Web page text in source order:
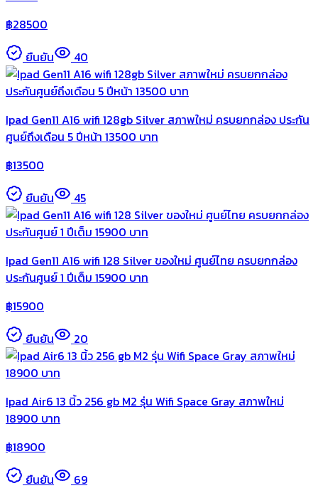
฿28500
ยืนยัน
40
Ipad Gen11 A16 wifi 128gb Silver สภาพใหม่ ครบยกกล่อง ประกัน
ศูนย์ถึงเดือน 5 ปีหน้า 13500 บาท
฿13500
ยืนยัน
45
Ipad Gen11 A16 wifi 128 Silver ของใหม่ ศูนย์ไทย ครบยกกล่อง
ประกันศูนย์ 1 ปีเต็ม 15900 บาท
฿15900
ยืนยัน
20
Ipad Air6 13 นิ้ว 256 gb M2 รุ่น Wifi Space Gray สภาพใหม่
18900 บาท
฿18900
ยืนยัน
69